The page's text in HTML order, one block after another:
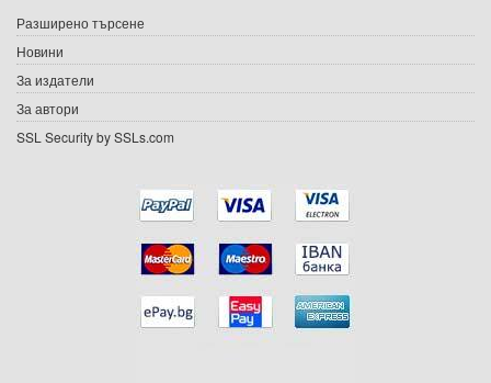
Подаръци
Ваучери
Разширено търсене
Новини
За издатели
За автори
SSL Security by SSLs.com